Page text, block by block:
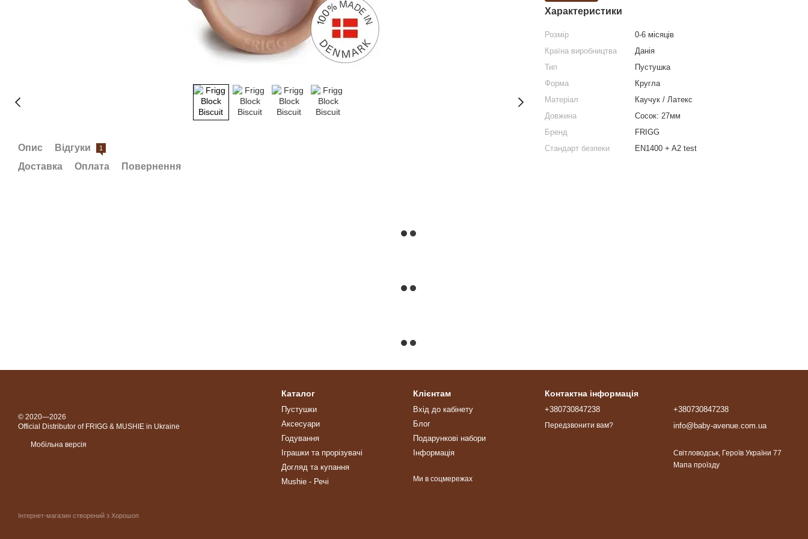
Опис Відгуки 1
Доставка Оплата Повернення
Характеристики
Розмір
0-6 місяців
Країна виробництва
Данія
Тип
Пустушка
Форма
Кругла
Матеріал
Каучук / Латекс
Довжина
Сосок: 27мм
Бренд
FRIGG
Стандарт безпеки
EN1400 + A2 test
© 2020—2026
Official Distributor of FRIGG & MUSHIE in Ukraine
Мобільна версія
Інтернет-магазин створений з Хорошоп
Каталог
Пустушки
Аксесуари
Годування
Іграшки та прорізувачі
Догляд та купання
Mushie - Речі
Клієнтам
Вхід до кабінету
Блог
Подарункові набори
Інформація
Ми в соцмережах
Контактна інформація
+380730847238
Передзвонити вам?
+380730847238
info@baby-avenue.com.ua
Світловодськ, Героїв України 77
Мапа проїзду